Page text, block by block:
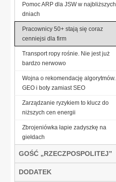
Pomoc ARP dla JSW w najbliższych
dniach
Pracownicy 50+ stają się coraz
cenniejsi dla firm
Transport ropy rośnie. Nie jest już
bardzo nerwowo
Wojna o rekomendację algorytmów.
GEO i boty zamiast SEO
Zarządzanie ryzykiem to klucz do
niższych cen energii
Zbrojeniówka łapie zadyszkę na
giełdach
GOŚĆ „RZECZPOSPOLITEJ”
DODATEK